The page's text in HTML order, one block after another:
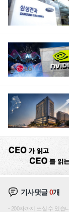
기사댓글0개
200자까지 쓰실 수 있습